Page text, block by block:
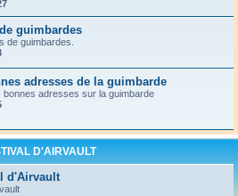
guimbardes
de guimbardes.
adresses de la guimbarde
bonnes adresses sur la guimbarde
D'AIRVAULT
d'Airvault